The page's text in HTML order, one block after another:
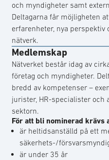
och myndigheter samt
Deltagarna får möjligheten
erfarenheter, nya
nätverk.
Medlemskap
Nätverket består idag av
företag och myndigheter.
bredd av kompetenser –
jurister, HR-specialister och
sektorn.
För att bli nominerad krävs
är heltidsanställd på ett
säkerhets-/
är under 35 år